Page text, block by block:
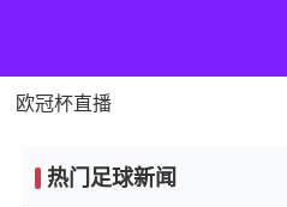
欧冠杯直播
热门足球新闻